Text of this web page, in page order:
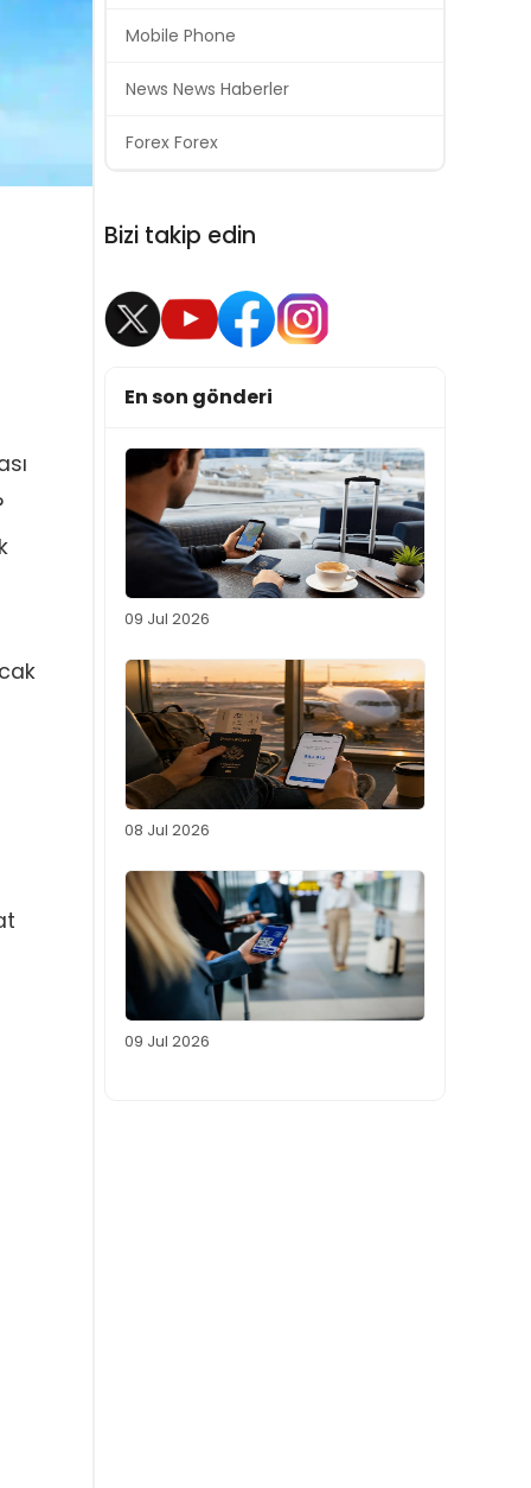
Mobile Phone
News News Haberler
Forex Forex
Bizi takip edin
En son gönderi
09 Jul 2026
08 Jul 2026
09 Jul 2026